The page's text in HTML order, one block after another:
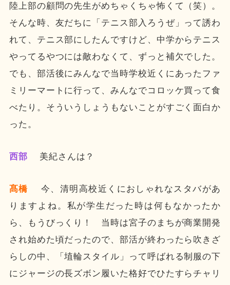
陸上部の顧問の先生がめちゃくちゃ怖くて（笑）。
そんな時、友だちに「テニス部入ろうぜ」って誘わ
れて、テニス部にしたんですけど、中学からテニス
やってるやつには敵わなくて、ずっと補欠でした。
でも、部活後にみんなで当時学校近くにあったファ
ミリーマートに行って、みんなでコロッケ買って食
べたり。そういうしょうもないことがすごく面白か
った。
西部 美紀さんは？
髙橋 今、清明高校近くにおしゃれなスタバがあ
りますよね。私が学生だった時は何もなかったか
ら、もうびっくり！ 当時は宮子のまちが商業開発
され始めた頃だったので、部活が終わったら吹きざ
らしの中、「埴輪スタイル」って呼ばれる制服の下
にジャージの長ズボン履いた格好でひたすらチャリ